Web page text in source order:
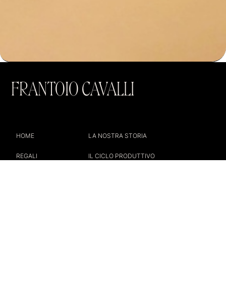
FRANTOIO CAVALLI
HOME
REGALI
LA NOSTRA STORIA
IL CICLO PRODUTTIVO